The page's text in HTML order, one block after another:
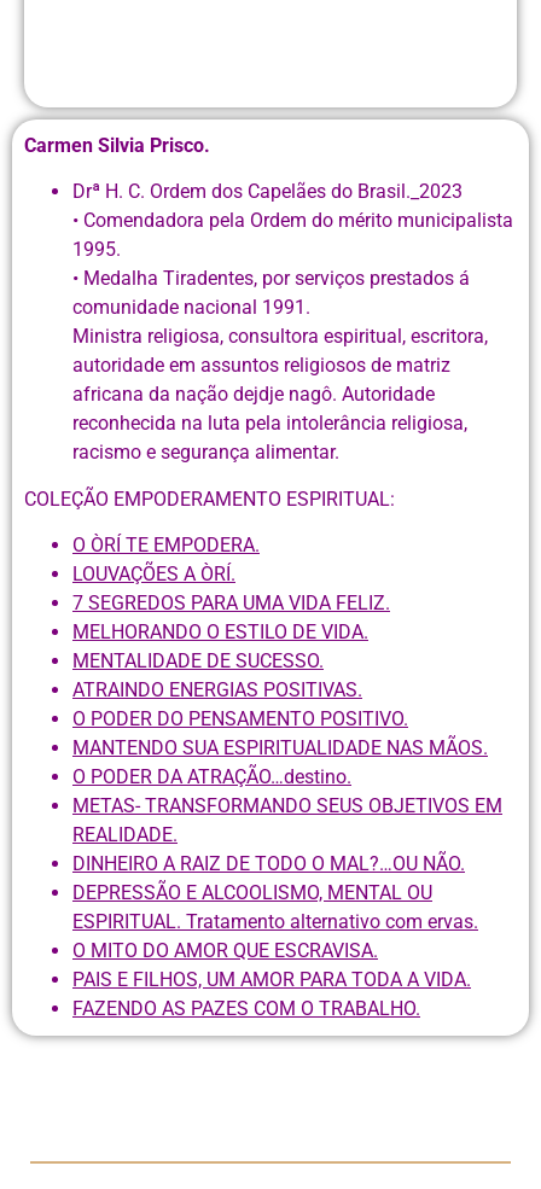
Carmen Silvia Prisco.
Drª H. C. Ordem dos Capelães do Brasil._2023
• Comendadora pela Ordem do mérito municipalista
1995.
• Medalha Tiradentes, por serviços prestados á
comunidade nacional 1991.
Ministra religiosa, consultora espiritual, escritora,
autoridade em assuntos religiosos de matriz
africana da nação dejdje nagô. Autoridade
reconhecida na luta pela intolerância religiosa,
racismo e segurança alimentar.
COLEÇÃO EMPODERAMENTO ESPIRITUAL:
O ÒRÍ TE EMPODERA.
LOUVAÇÕES A ÒRÍ.
7 SEGREDOS PARA UMA VIDA FELIZ.
MELHORANDO O ESTILO DE VIDA.
MENTALIDADE DE SUCESSO.
ATRAINDO ENERGIAS POSITIVAS.
O PODER DO PENSAMENTO POSITIVO.
MANTENDO SUA ESPIRITUALIDADE NAS MÃOS.
O PODER DA ATRAÇÃO…destino.
METAS- TRANSFORMANDO SEUS OBJETIVOS EM
REALIDADE.
DINHEIRO A RAIZ DE TODO O MAL?…OU NÃO.
DEPRESSÃO E ALCOOLISMO, MENTAL OU
ESPIRITUAL. Tratamento alternativo com ervas.
O MITO DO AMOR QUE ESCRAVISA.
PAIS E FILHOS, UM AMOR PARA TODA A VIDA.
FAZENDO AS PAZES COM O TRABALHO.